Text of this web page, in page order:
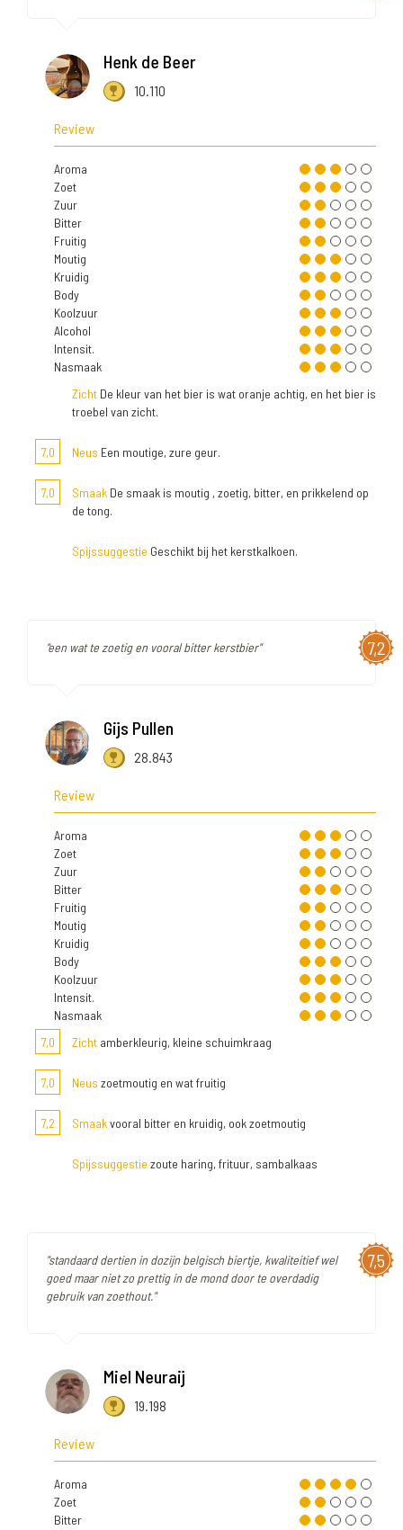
Henk de Beer
10.110
Review
Aroma
Zoet
Zuur
Bitter
Fruitig
Moutig
Kruidig
Body
Koolzuur
Alcohol
Intensit.
Nasmaak
Zicht De kleur van het bier is wat oranje achtig, en het bier is
troebel van zicht.
7,0 Neus Een moutige, zure geur.
7,0 Smaak De smaak is moutig , zoetig, bitter, en prikkelend op
de tong.
Spijssuggestie Geschikt bij het kerstkalkoen.
7,2
"een wat te zoetig en vooral bitter kerstbier"
Gijs Pullen
28.843
Review
Aroma
Zoet
Zuur
Bitter
Fruitig
Moutig
Kruidig
Body
Koolzuur
Intensit.
Nasmaak
7,0
Zicht amberkleurig, kleine schuimkraag
7,0 Neus zoetmoutig en wat fruitig
7,2 Smaakvooral bitter en kruidig, ook zoetmoutig
Spijssuggestie zoute haring, frituur, sambalkaas
7,5
"standaard dertien in dozijn belgisch biertje, kwaliteitief wel
goed maar niet zo prettig in de mond door te overdadig
gebruik van zoethout."
Miel Neuraij
19.198
Review
Aroma
Zoet
Bitter